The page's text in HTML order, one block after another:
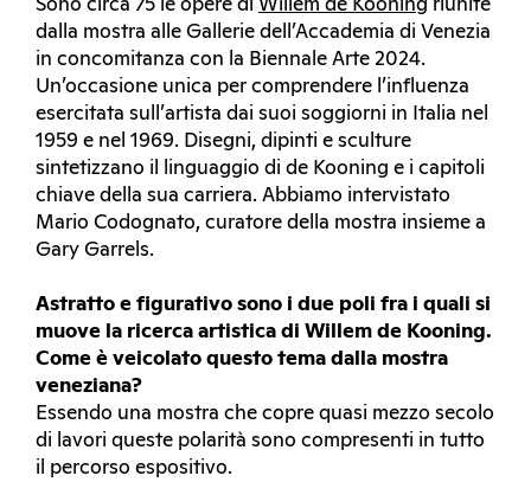
Sono circa 75 le opere di Willem de Kooning riunite
dalla mostra alle Gallerie dell’Accademia di Venezia
in concomitanza con la Biennale Arte 2024.
Un’occasione unica per comprendere l’influenza
esercitata sull’artista dai suoi soggiorni in Italia nel
1959 e nel 1969. Disegni, dipinti e sculture
sintetizzano il linguaggio di de Kooning e i capitoli
chiave della sua carriera. Abbiamo intervistato
Mario Codognato, curatore della mostra insieme a
Gary Garrels.
Astratto e figurativo sono i due poli fra i quali si
muove la ricerca artistica di Willem de Kooning.
Come è veicolato questo tema dalla mostra
veneziana?
Essendo una mostra che copre quasi mezzo secolo
di lavori queste polarità sono compresenti in tutto
il percorso espositivo.